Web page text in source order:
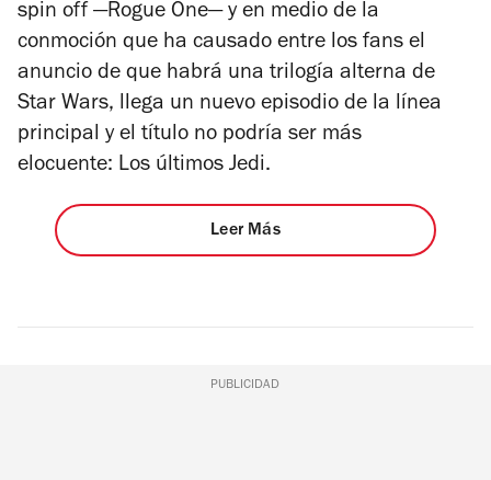
spin off —Rogue One— y en medio de la
conmoción que ha causado entre los fans el
anuncio de que habrá una trilogía alterna de
Star Wars, llega un nuevo episodio de la línea
principal y el título no podría ser más
elocuente: Los últimos Jedi.
Leer Más
PUBLICIDAD